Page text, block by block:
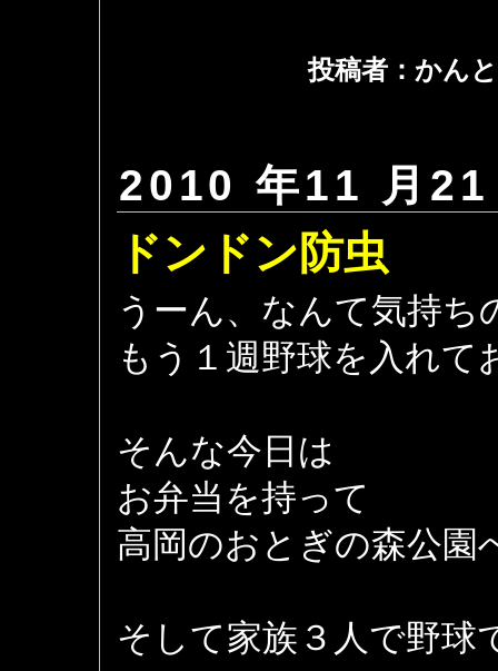
投稿者：かん
2010 年11 月
ドンドン防虫
うーん、なんて気持
もう１週野球を入れ
そんな今日は
お弁当を持って
高岡のおとぎの森公園
そして家族３人で野球